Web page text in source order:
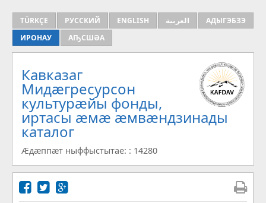
TÜRKÇE РУССКИЙ ENGLISH العربية
АДЫГЭБЗЭ
ИРОНАУ
АҦСШӘА
Кавказаг
Мидæгресурсон
культурæйы фонды,
иртасы æмæ æмвæндзинады
каталог
Æдæппæт ныффыстытае: : 14280